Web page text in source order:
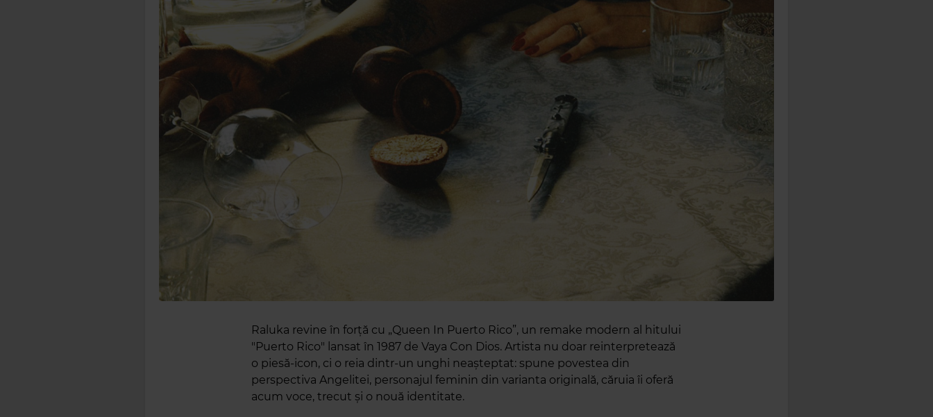
Raluka revine în forță cu „Queen In Puerto Rico”, un remake modern al hitului
"Puerto Rico" lansat în 1987 de Vaya Con Dios. Artista nu doar reinterpretează
o piesă-icon, ci o reia dintr-un unghi neașteptat: spune povestea din
perspectiva Angelitei, personajul feminin din varianta originală, căruia îi oferă
acum voce, trecut și o nouă identitate.